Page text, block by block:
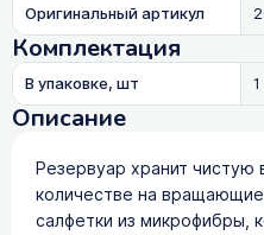
Оригинальный артикул
Комплектация
В упаковке, шт 1
Описание
Резервуар хранит
количестве на
салфетки из микрофибры,